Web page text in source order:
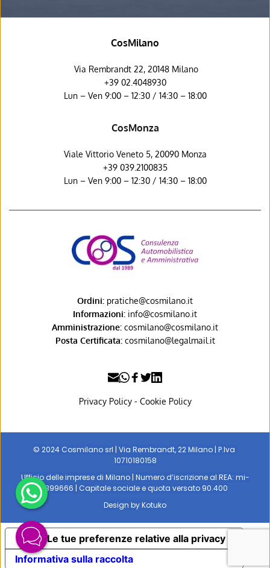
CosMilano
Via Rembrandt 22, 20148 Milano
+39 02.4048930
Lun – Ven 9:00 – 12:30 / 14:30 – 18:00
CosMonza
Viale Vittorio Veneto 5, 20090 Monza
+39 039.2100835
Lun – Ven 9:00 – 12:30 / 14:30 – 18:00
Ordini: pratiche@cosmilano.it
Informazioni: info@cosmilano.it
Amministrazione: cosmilano@cosmilano.it
Posta Certificata: cosmilano@legalmail.it
Privacy Policy - Cookie Policy
© 2024 Cosmilano srl | Via Rembrandt, 22 Milano | P.Iva
10710180158
Ufficio delle imprese di Milano | Numero d’iscrizione al REA: mi-
1399666 | Capitale sociale e quota versato 90.400
Design by Kotuko
Informativa sulla raccolta
Le tue preferenze relative alla privacy